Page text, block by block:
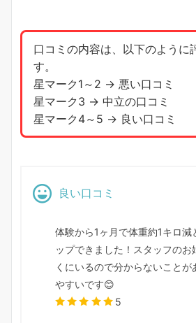
口コミの内容は、以下のように
す。
星マーク1～2 → 悪い口コミ
星マーク3 → 中立の口コミ
星マーク4～5 → 良い口コミ
良い口コミ
体験から1ヶ月で体重約1キロ減
ップできました！スタッフのお
くにいるので分からないことが
やすいです😊
5